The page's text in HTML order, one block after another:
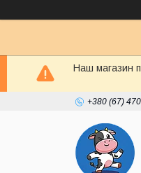
Наш магазин
+380 (67)